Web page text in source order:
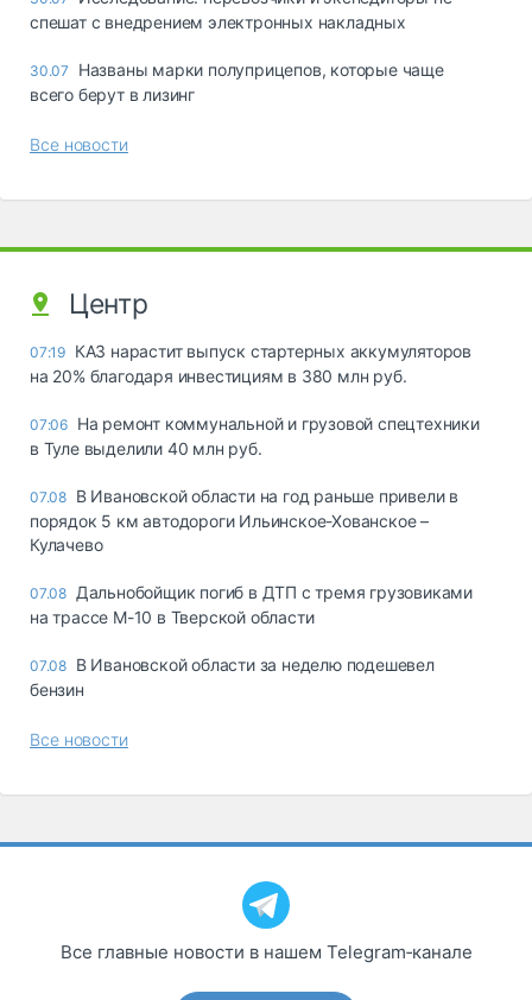
спешат с внедрением электронных накладных
30.07
Названы марки полуприцепов, которые чаще
всего берут в лизинг
Все новости
Центр
07:19 КАЗ нарастит выпуск стартерных аккумуляторов
на 20% благодаря инвестициям в 380 млн руб.
07:06 На ремонт коммунальной и грузовой спецтехники
в Туле выделили 40 млн руб.
07.08 В Ивановской области на год раньше привели в
порядок 5 км автодороги Ильинское-Хованское –
Кулачево
07.08 Дальнобойщик погиб в ДТП с тремя грузовиками
на трассе М-10 в Тверской области
07.08 В Ивановской области за неделю подешевел
бензин
Все новости
Все главные новости в нашем Telegram‑канале